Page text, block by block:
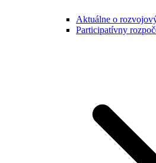
Aktuálne o
Participatívny